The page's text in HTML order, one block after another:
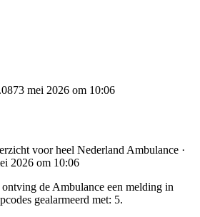
3 mei 2026 om 10:06
voor heel Nederland Ambulance ·
2026 om 10:06
de Ambulance een melding in
gealarmeerd met: 5.